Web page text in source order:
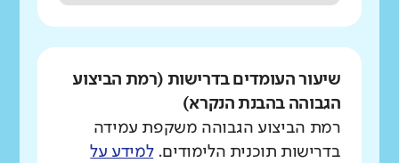
שיעור העומדים בדרישות (רמת הביצוע
הגבוהה בהבנת הנקרא)
רמת הביצוע הגבוהה משקפת עמידה
בדרישות תוכנית הלימודים.למידע על